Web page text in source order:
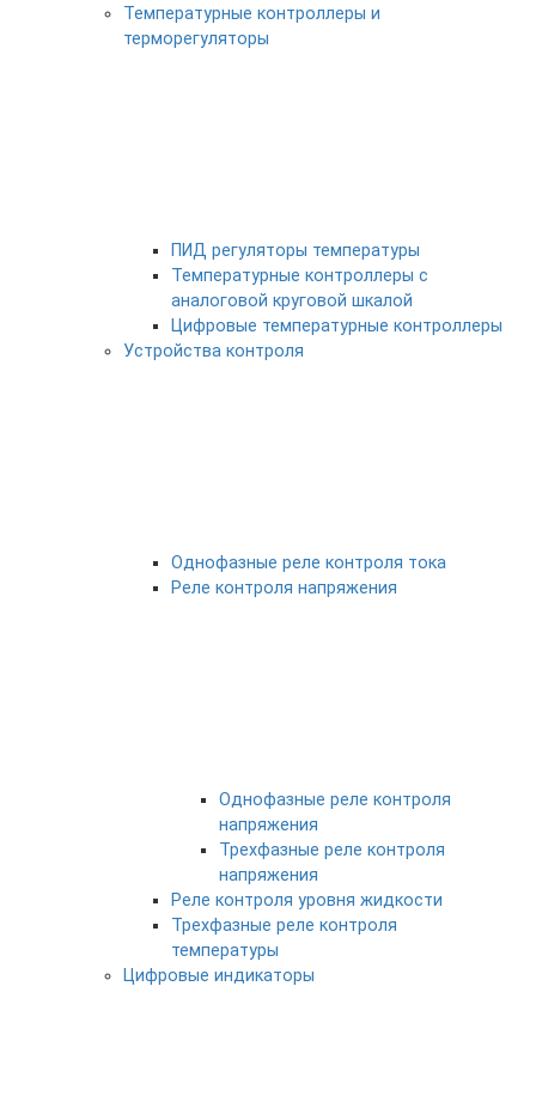
Температурные контроллеры и
терморегуляторы
ПИД регуляторы температуры
Температурные контроллеры с
аналоговой круговой шкалой
Цифровые температурные контроллеры
Устройства контроля
Однофазные реле контроля тока
Реле контроля напряжения
Однофазные реле контроля
напряжения
Трехфазные реле контроля
напряжения
Реле контроля уровня жидкости
Трехфазные реле контроля
температуры
Цифровые индикаторы